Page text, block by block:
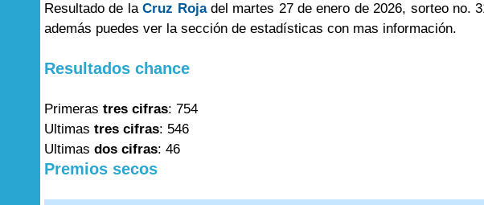
Resultado de laCruz Rojadel martes 27 de enero de 2026, sorteo no.
además puedes ver la sección de estadísticas con mas información.
Resultados chance
Primeras tres cifras: 754
Ultimas tres cifras: 546
Ultimas dos cifras: 46
Premios secos